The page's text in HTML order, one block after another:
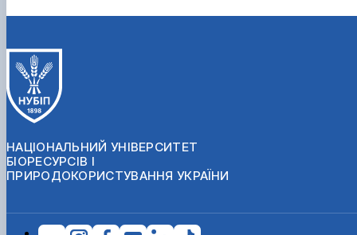
НАЦІОНАЛЬНИЙ УНІВЕРСИТЕТ
БІОРЕСУРСІВ І
ПРИРОДОКОРИСТУВАННЯ УКРАЇНИ